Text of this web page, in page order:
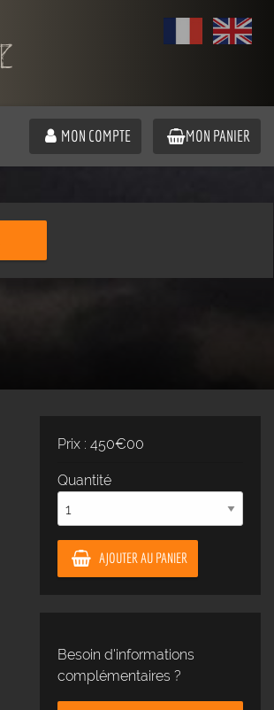
MON COMPTE MON PANIER
Prix : 450€00
Quantité
AJOUTER AU PANIER
Besoin d'informations
complémentaires ?